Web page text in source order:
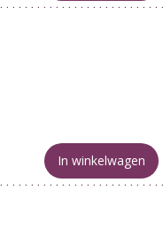
In winkelwagen